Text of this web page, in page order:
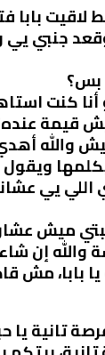
بابا
جنبي
بس؟
أنا كنت
قيمة
واللّٰه
ويقول
يي
ميش
إن شاء
بابا، مش
تانية يا